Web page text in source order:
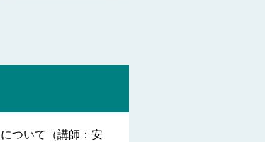
について（講師：安